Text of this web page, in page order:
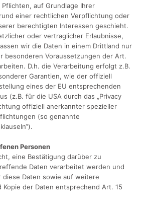
auf Grundlage Ihrer
einer rechtlichen Verpflichtung oder
berechtigten Interessen geschieht.
oder vertraglicher Erlaubnisse,
wir die Daten in einem Drittland nur
besonderen Voraussetzungen der Art.
D.h. die Verarbeitung erfolgt z.B.
Garantien, wie der offiziell
eines der EU entsprechenden
(z.B. für die USA durch das „Privacy
offiziell anerkannter spezieller
(so genannte
Personen
eine Bestätigung darüber zu
Daten verarbeitet werden und
Daten sowie auf weitere
Kopie der Daten entsprechend Art. 15